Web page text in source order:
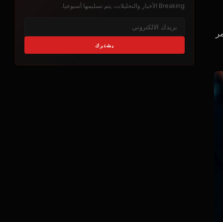
Breaking الأخبار والتحليلات، يتم تسليمها أسبوعيا.
يشترك